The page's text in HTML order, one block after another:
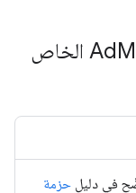
Mob الخاص
في دليل حزمة